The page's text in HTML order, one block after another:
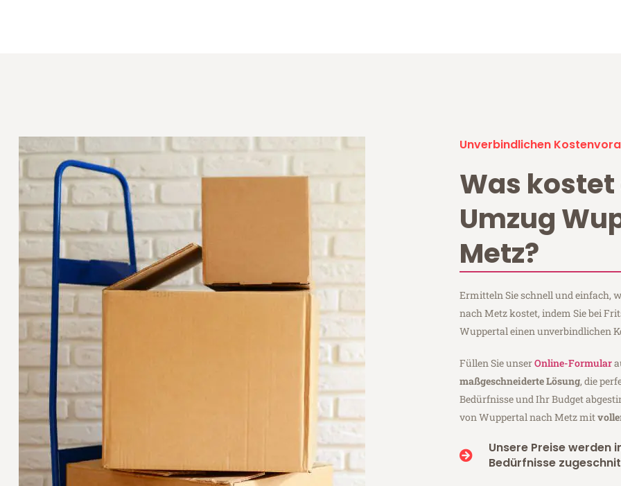
Unverbindlichen
Was kostet
Umzug
Metz?
Ermitteln Sie schnell und einfach,
nach Metz kostet, indem Sie bei
Wuppertal einen unverbindlichen
Füllen Sie unserOnline-Formular
maßgeschneiderte Lösung, die
Bedürfnisse und Ihr Budget
von Wuppertal nach Metz mit
Unsere Preise werden
Bedürfnisse